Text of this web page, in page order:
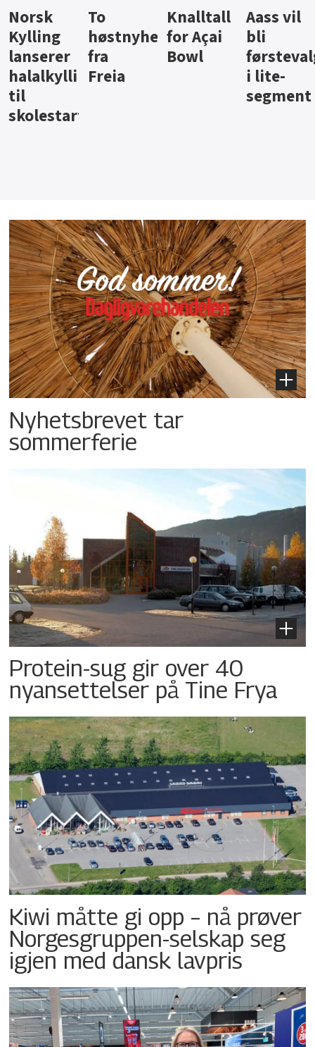
Knalltall
for Açai
Bowl
Aass vil
bli
førstevalg
i lite-
Brus og
jus fra
Berentsen
Hard
iste fra
Hansa
Nyhetsbrevet tar
sommerferie
Protein-sug gir over 40
nyansettelser på Tine Frya
Kiwi måtte gi opp – nå prøver
Norgesgruppen-selskap seg
igjen med dansk lavpris